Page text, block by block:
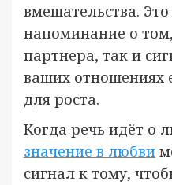
вмешательства.
напоминание о
партнера, так и
ваших отношениях
для роста.
Когда речь идёт о
значение в любви
сигнал к тому,